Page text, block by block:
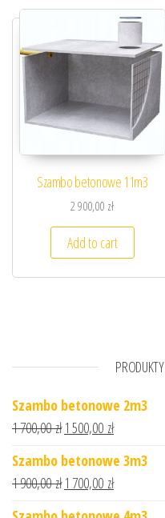
Szambo betonowe 11m3
2 900,00 zł
Add to cart
PRODUKTY
Szambo betonowe 2m3
1 700,00zł 1 500,00 zł
Szambo betonowe 3m3
1 900,00zł 1 700,00 zł